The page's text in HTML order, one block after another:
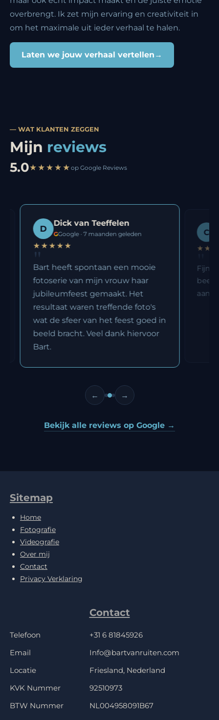
overbrengt. Ik zet mijn ervaring en creativiteit in
om het maximale uit ieder verhaal te halen.
Laten we jouw verhaal vertellen →
— WAT KLANTEN ZEGGEN
Mijn reviews
5.0★★★★★ op Google Reviews
D
Dick van Teeffelen
GGoogle · 7 maanden geleden
★★★★★
"
Bart heeft spontaan een mooie
fotoserie van mijn vrouw haar
jubileumfeest gemaakt. Het
resultaat waren treffende foto's
wat de sfeer van het feest goed in
beeld bracht. Veel dank hiervoor
Bart.
C
"
Fijne
← →
Bekijk alle reviews op Google →
Sitemap
Home
Fotografie
Videografie
Over mij
Contact
Privacy Verklaring
Contact
Telefoon
+31 6 81845926
Email
Info@bartvanruiten.com
Locatie
Friesland, Nederland
KVK Nummer
92510973
BTW Nummer
NL004958091B67